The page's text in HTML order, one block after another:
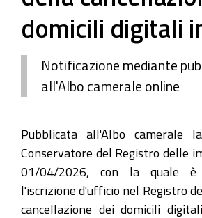
domicili digitali
Notificazione mediante
all'Albo camerale online
Pubblicata all'Albo camerale
Conservatore del Registro delle
01/04/2026, con la quale è
l'iscrizione d'ufficio nel Registro
cancellazione dei domicili